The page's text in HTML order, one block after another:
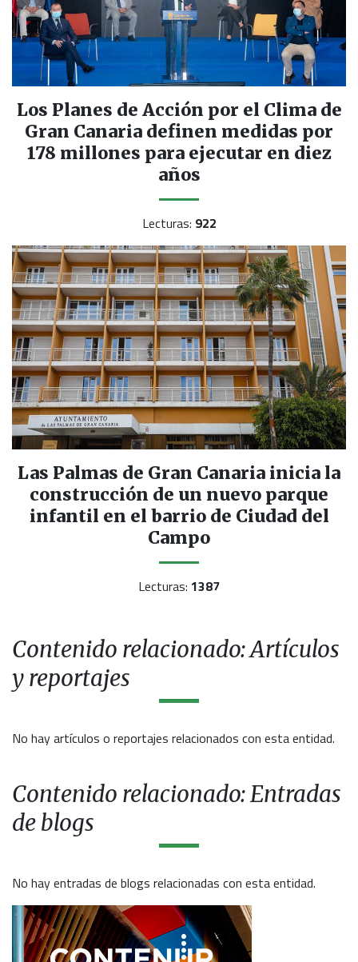
Los Planes de Acción por el Clima de
Gran Canaria definen medidas por
178 millones para ejecutar en diez
años
Lecturas: 922
Las Palmas de Gran Canaria inicia la
construcción de un nuevo parque
infantil en el barrio de Ciudad del
Campo
Lecturas: 1387
Contenido relacionado: Artículos
y reportajes
No hay artículos o reportajes relacionados con esta entidad.
Contenido relacionado: Entradas
de blogs
No hay entradas de blogs relacionadas con esta entidad.